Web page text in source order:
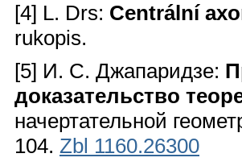
[4] L. Drs: Centrální
rukopis.
[5] И. C. Джапаридзе:
доказательство
начертательной
104. Zbl 1160.26300